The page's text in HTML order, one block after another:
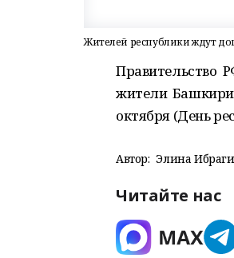
Жителей республики ждут
Правительство
жители
октября (День
Автор: Элина
Читайте нас